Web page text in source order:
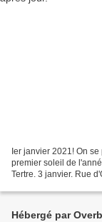
Ier janvier 2021! On
premier soleil de
Tertre. 3 janvier. Rue
Hébergé par